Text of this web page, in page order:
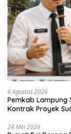
6 Agustus 2026
Pemkab Lampung
Kontrak Proyek
24 Mei 2026